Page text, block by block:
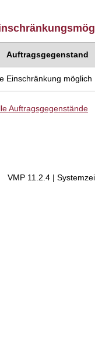
Auftragsgegenstand
Einschränkung möglich
Auftragsgegenstände
VMP 11.2.4 |